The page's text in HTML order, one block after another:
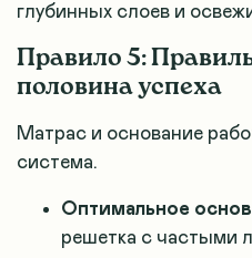
глубинных слоев и
Правило 5:
половина успеха
Матрас и основание
система.
Оптимальное
решетка с частыми